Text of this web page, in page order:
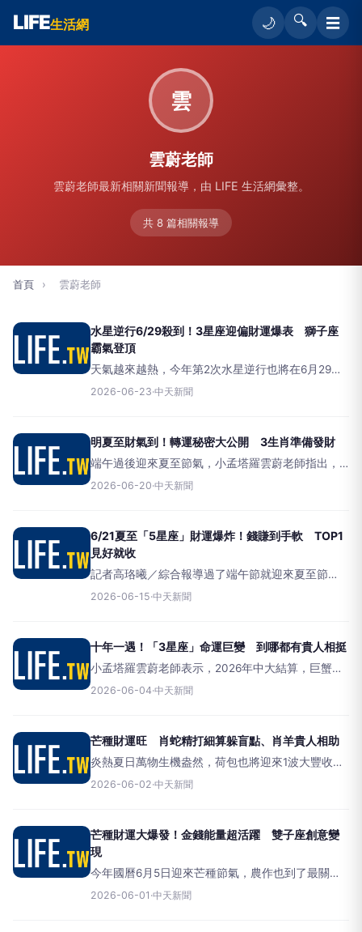
LIFE生活網 🌙 🔍 ☰
雲
雲蔚老師
雲蔚老師最新相關新聞報導，由 LIFE 生活網彙整。
共 8 篇相關報導
首頁 › 雲蔚老師
水星逆行6/29殺到！3星座迎偏財運爆表 獅子座
霸氣登頂
天氣越來越熱，今年第2次水星逆行也將在6月29日
至7月24日到來，在這段磁場混亂的時候，許多人擔
水逆別怕！星座專家
2026-06-23·中天新聞
明夏至財氣到！轉運秘密大公開 3生肖準備發財
端午過後迎來夏至節氣，小孟塔羅雲蔚老師指出，
夏至是大環境能量翻轉的交界，在這充滿活力的時
停！命理專家雲蔚老師點名
2026-06-20·中天新聞
6/21夏至「5星座」財運爆炸！錢賺到手軟 TOP1
見好就收
記者高珞曦／綜合報導過了端午節就迎來夏至節
氣，萬物勃發，正是大自然能量最澎湃的交界點。
賺錢渴望，不妨大膽執行那些
2026-06-15·中天新聞
十年一遇！「3星座」命運巨變 到哪都有貴人相挺
小孟塔羅雲蔚老師表示，2026年中大結算，巨蟹
座、雙子座、獅子座，這3個星座將在6月迎來「十
家雲蔚老師表示
2026-06-04·中天新聞
芒種財運旺 肖蛇精打細算躲盲點、肖羊貴人相助
炎熱夏日萬物生機盎然，荷包也將迎來1波大豐收，
小孟塔羅雲蔚老師指出，今年芒種前後，生肖鼠、
雲蔚老師點名生肖鼠、蛇
2026-06-02·中天新聞
芒種財運大爆發！金錢能量超活躍 雙子座創意變
現
今年國曆6月5日迎來芒種節氣，農作也到了最關鍵
的播種交替期，陽光也悄悄點亮大家的荷包，小孟
2026-06-01 ·中天新聞